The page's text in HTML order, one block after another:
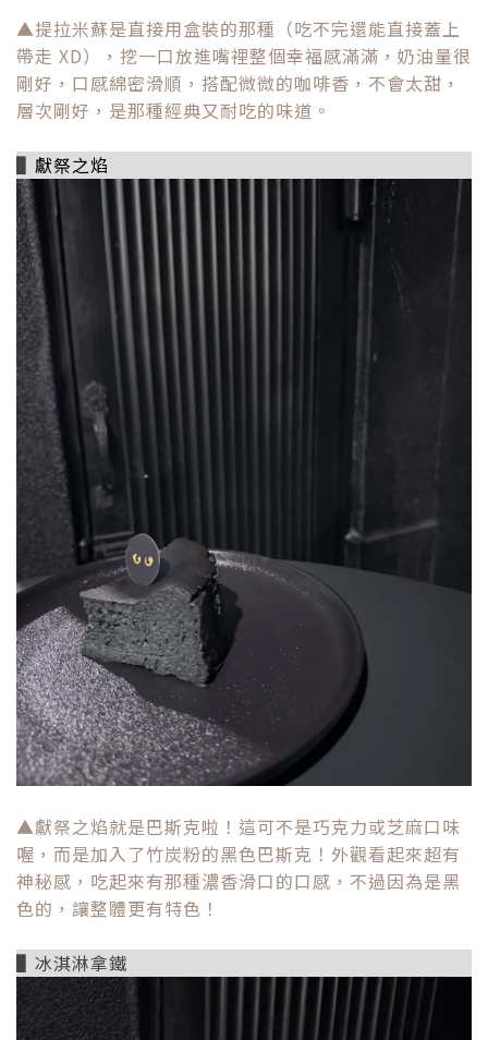
▲提拉米蘇是直接用盒裝的那種（吃不完還能直接蓋上
帶走 XD），挖一口放進嘴裡整個幸福感滿滿，奶油量很
剛好，口感綿密滑順，搭配微微的咖啡香，不會太甜，
層次剛好，是那種經典又耐吃的味道。
▌ 獻祭之焰
▲獻祭之焰就是巴斯克啦！這可不是巧克力或芝麻口味
喔，而是加入了竹炭粉的黑色巴斯克！外觀看起來超有
神秘感，吃起來有那種濃香滑口的口感，不過因為是黑
色的，讓整體更有特色！
▌ 冰淇淋拿鐵